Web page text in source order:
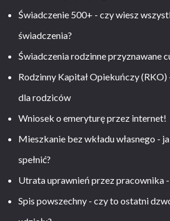
Świadczenie 500+ - czy wiesz
świadczenia?
Świadczenia rodzinne przyznawane
Rodzinny Kapitał Opiekuńczy
dla rodziców
Wniosek o emeryturę przez internet!
Mieszkanie bez wkładu własnego -
spełnić?
Utrata uprawnień przez pracownika -
Spis powszechny - czy to ostatni